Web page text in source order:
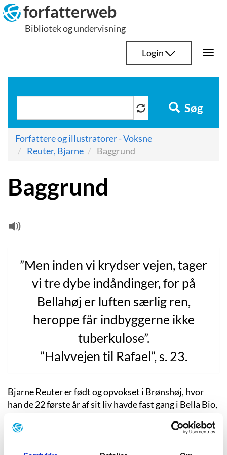
Hop
til
indhold
forfatterweb
Bibliotek og undervisning
Login
Søg
Forfattere og illustratorer - Voksne
Reuter, Bjarne
Baggrund
Baggrund
”Men inden vi krydser vejen, tager
vi tre dybe indåndinger, for på
Bellahøj er luften særlig ren,
heroppe får indbyggerne ikke
tuberkulose”.
”Halvvejen til Rafael”, s. 23.
Bjarne Reuter er født og opvokset i Brønshøj, hvor
han de 22 første år af sit liv havde fast gang i Bella Bio,
forvalter, moderen var hjemmegående, og Bjarne var
distræt og drømmende.